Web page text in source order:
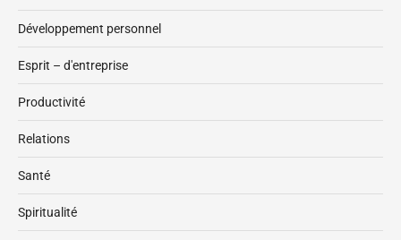
Développement personnel
Esprit – d'entreprise
Productivité
Relations
Santé
Spiritualité